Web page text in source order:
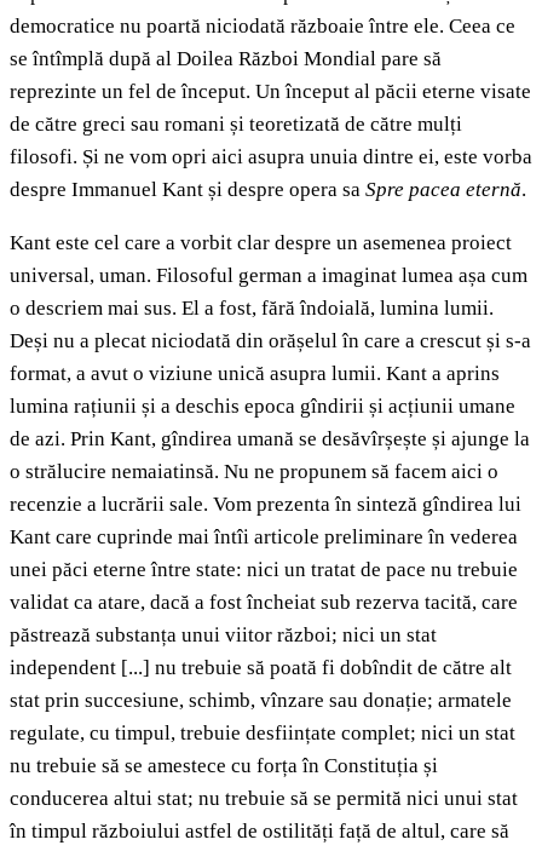
democratice nu poartă niciodată războaie între ele. Ceea ce
se întîmplă după al Doilea Război Mondial pare să
reprezinte un fel de început. Un început al păcii eterne visate
de către greci sau romani și teoretizată de către mulți
filosofi. Și ne vom opri aici asupra unuia dintre ei, este vorba
despre Immanuel Kant și despre opera sa Spre pacea eternă.
Kant este cel care a vorbit clar despre un asemenea proiect
universal, uman. Filosoful german a imaginat lumea așa cum
o descriem mai sus. El a fost, fără îndoială, lumina lumii.
Deși nu a plecat niciodată din orășelul în care a crescut și s-a
format, a avut o viziune unică asupra lumii. Kant a aprins
lumina rațiunii și a deschis epoca gîndirii și acțiunii umane
de azi. Prin Kant, gîndirea umană se desăvîrșește și ajunge la
o strălucire nemaiatinsă. Nu ne propunem să facem aici o
recenzie a lucrării sale. Vom prezenta în sinteză gîndirea lui
Kant care cuprinde mai întîi articole preliminare în vederea
unei păci eterne între state: nici un tratat de pace nu trebuie
validat ca atare, dacă a fost încheiat sub rezerva tacită, care
păstrează substanța unui viitor război; nici un stat
independent [...] nu trebuie să poată fi dobîndit de către alt
stat prin succesiune, schimb, vînzare sau donație; armatele
regulate, cu timpul, trebuie desființate complet; nici un stat
nu trebuie să se amestece cu forța în Constituția și
conducerea altui stat; nu trebuie să se permită nici unui stat
în timpul războiului astfel de ostilități față de altul, care să